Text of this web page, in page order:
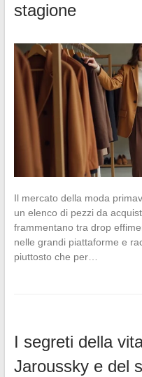
stagione
Il mercato della moda
un elenco di pezzi da
frammentano tra drop
nelle grandi piattaforme e
piuttosto che per…
I segreti della
Jaroussky e del